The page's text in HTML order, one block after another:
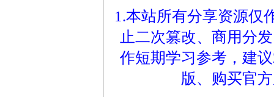
1.本站所有分享资源仅
止二次篡改、商用分
作短期学习参考，建
版、购买官